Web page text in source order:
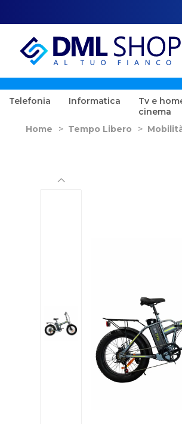
Telefonia Informatica
Tv e
cinema
Home > Tempo Libero >